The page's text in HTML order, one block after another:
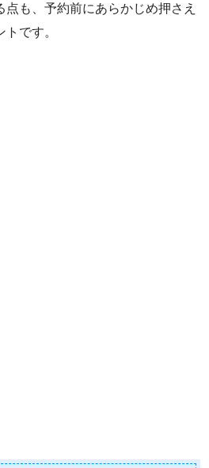
点も、予約前にあらかじめ押さえ
です。